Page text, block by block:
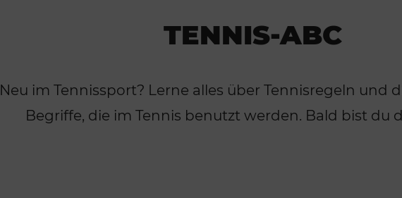
TENNIS-ABC
Neu im Tennissport? Lerne alles über Tennisregeln und
Begriffe, die im Tennis benutzt werden. Bald bist du